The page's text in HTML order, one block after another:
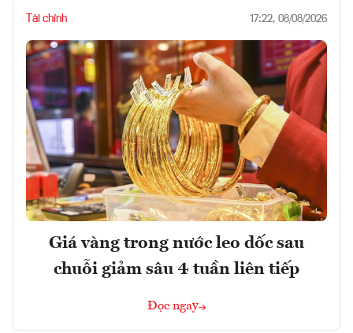
Tài chính 17:22, 08/08/2026
Giá vàng trong nước leo dốc sau
chuỗi giảm sâu 4 tuần liên tiếp
Đọc ngay